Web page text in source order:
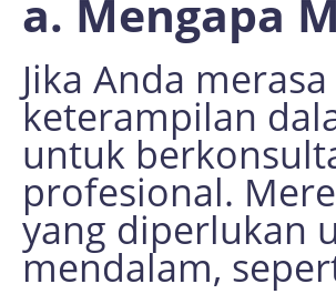
a. Mengapa
Jika Anda
keterampilan
untuk
profesional.
yang diperlukan
mendalam,